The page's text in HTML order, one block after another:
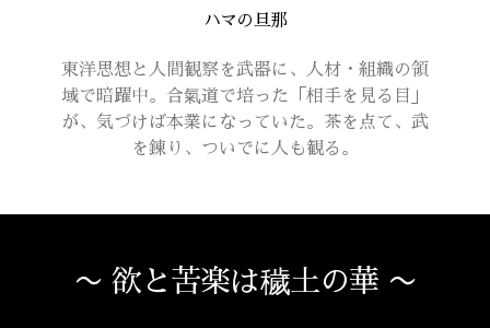
ハマの旦那
東洋思想と人間観察を武器に、人材・組織の領
域で暗躍中。合氣道で培った「相手を見る目」
が、気づけば本業になっていた。茶を点て、武
を錬り、ついでに人も観る。
〜 欲と苦楽は穢土の華 〜